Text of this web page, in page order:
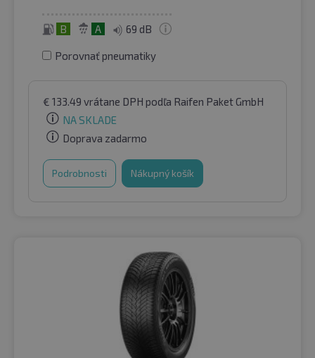
B A 69 dB
Porovnať pneumatiky
€ 133.49 vrátane DPH podľa Raifen Paket GmbH
NA SKLADE
Doprava zadarmo
Podrobnosti Nákupný košík